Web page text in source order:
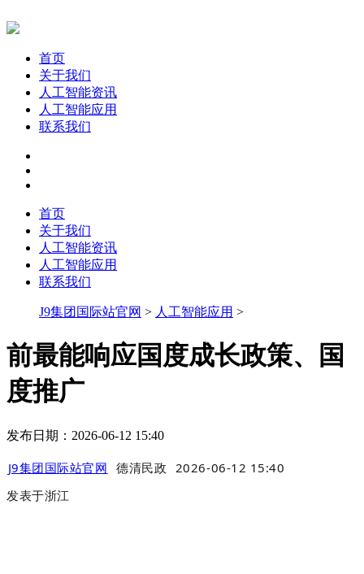
首页
关于我们
人工智能资讯
人工智能应用
联系我们
首页
关于我们
人工智能资讯
人工智能应用
联系我们
J9集团国际站官网 > 人工智能应用 >
前最能响应国度成长政策、国
度推广
发布日期：2026-06-12 15:40
J9集团国际站官网 德清民政 2026-06-12 15:40
发表于浙江